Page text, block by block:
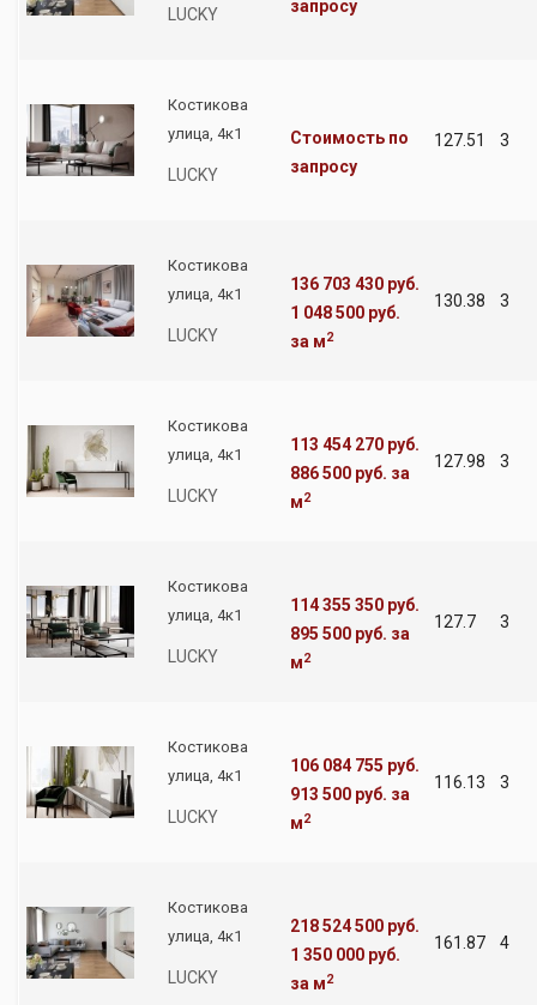
LUCKY
запросу
Костикова
улица, 4к1
LUCKY
Стоимость по
запросу
127.51 3
Костикова
улица, 4к1
LUCKY
136 703 430 руб.
1 048 500 руб.
за м2
130.38 3
Костикова
улица, 4к1
LUCKY
113 454 270 руб.
886 500 руб. за
м2
127.98 3
Костикова
улица, 4к1
LUCKY
114 355 350 руб.
895 500 руб. за
м2
127.7 3
Костикова
улица, 4к1
LUCKY
106 084 755 руб.
913 500 руб. за
м2
116.13 3
Костикова
улица, 4к1
LUCKY
218 524 500 руб.
1 350 000 руб.
за м2
161.87 4